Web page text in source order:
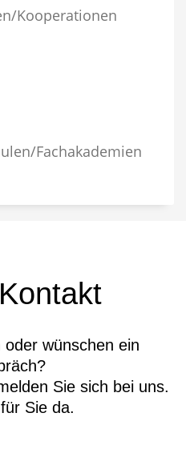
Kooperationen
Fachakademien
Kontakt
wünschen ein
Sie sich bei uns.
Sie da.